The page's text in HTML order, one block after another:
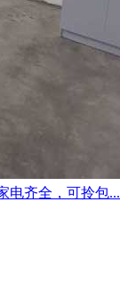
电齐全，可拎包...